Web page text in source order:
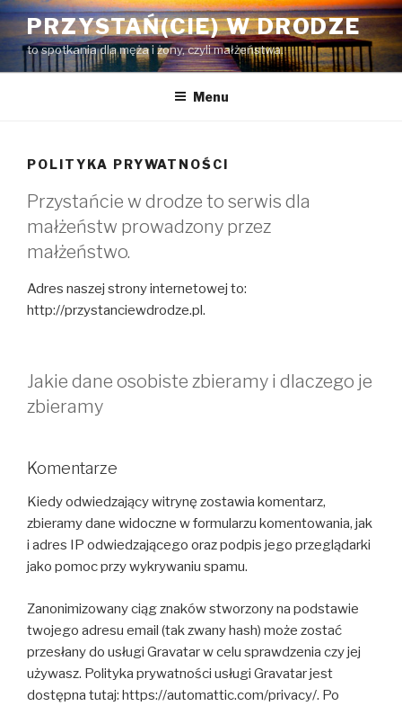
Przejdź
treści
PRZYSTAŃ(CIE) W DRODZE
to spotkania dla męża i żony, czyli małżeństwa.
Menu
POLITYKA PRYWATNOŚCI
Przystańcie w drodze to serwis dla
małżeństw prowadzony przez
małżeństwo.
Adres naszej strony internetowej to:
http://przystanciewdrodze.pl.
Jakie dane osobiste zbieramy i dlaczego je
zbieramy
Komentarze
Kiedy odwiedzający witrynę zostawia komentarz,
zbieramy dane widoczne w formularzu komentowania, jak
i adres IP odwiedzającego oraz podpis jego przeglądarki
jako pomoc przy wykrywaniu spamu.
Zanonimizowany ciąg znaków stworzony na podstawie
twojego adresu email (tak zwany hash) może zostać
przesłany do usługi Gravatar w celu sprawdzenia czy jej
używasz. Polityka prywatności usługi Gravatar jest
dostępna tutaj: https://automattic.com/privacy/. Po